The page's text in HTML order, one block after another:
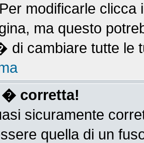
modificarle clicca
ma questo
di cambiare tutte le
corretta!
sicuramente
quella di un